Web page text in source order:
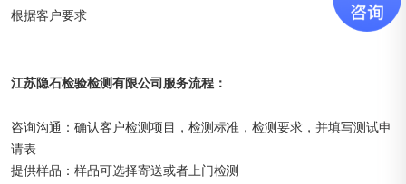
根据客户要求
江苏隐石检验检测有限公司 服务流程 ：
咨询沟通：确认客户检测项目，检测标准，检测要求，并填写测试申
请表
提供样品：样品可选择寄送或者上门检测